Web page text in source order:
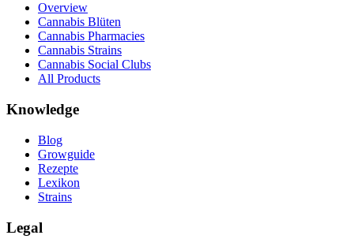
Overview
Cannabis Blüten
Cannabis Pharmacies
Cannabis Strains
Cannabis Social Clubs
All Products
Knowledge
Blog
Growguide
Rezepte
Lexikon
Strains
Legal